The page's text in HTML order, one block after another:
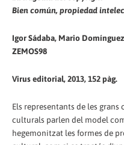
Bien común, propiedad
Igor Sádaba, Mario
ZEMOS98
Virus editorial, 2013, 152 pàg.
Els representants de les
culturals parlen del model
hegemonitzat les formes de